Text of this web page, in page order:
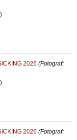
2026 (Fotograf:
2026 (Fotograf: